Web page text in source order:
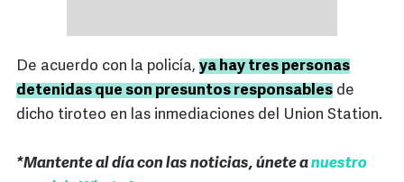
De acuerdo con la policía, ya hay tres personas
detenidas que son presuntos responsables de
dicho tiroteo en las inmediaciones del Union Station.
*Mantente al día con las noticias, únete anuestro